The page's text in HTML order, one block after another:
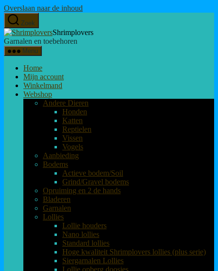
Overslaan naar de inhoud
Zoek
Shrimplovers
Garnalen en toebehoren
Menu
Home
Mijn account
Winkelmand
Webshop
Andere Dieren
Honden
Katten
Reptielen
Vissen
Vogels
Aanbieding
Bodems
Actieve bodem/Soil
Grind/Gravel bodems
Opruiming en 2 de hands
Bladeren
Garnalen
Lollies
Lollie houders
Nano lollies
Standard lollies
Hoge kwaliteit Shrimplovers lollies (plus serie)
Siergarnalen Lollies
Lollie opberg doosjes